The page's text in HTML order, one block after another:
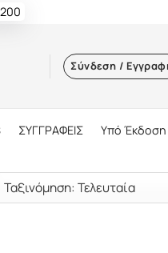
Σύνδεση /
ΣΥΓΓΡΑΦΕΙΣ Υπό Έκδοση